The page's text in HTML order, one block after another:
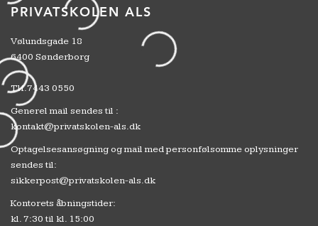
PRIVATSKOLEN ALS
Vølundsgade 18
6400 Sønderborg
Tlf.7443 0550
Generel mail sendes til :
kontakt@privatskolen-als.dk
Optagelsesansøgning og mail med personfølsomme oplysninger
sendes til:
sikkerpost@privatskolen-als.dk
Kontorets åbningstider:
kl. 7:30 til kl. 15:00